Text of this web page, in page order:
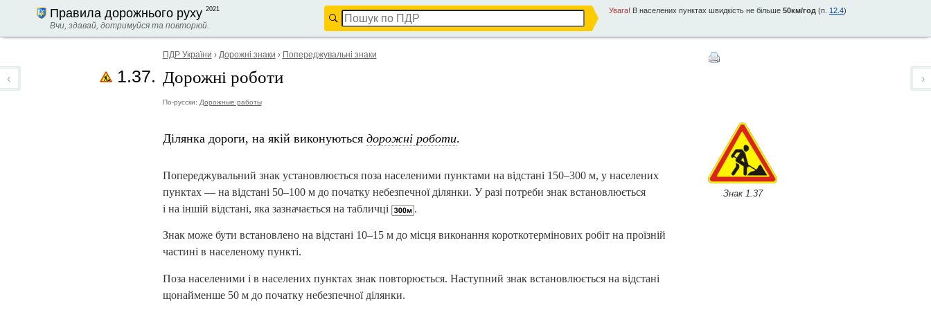
Правила дорожнього руху 2021
Вчи, здавай, дотримуйся та повторюй.
Увага! В населених пунктах швидкість не більше 50км/год (п. 12.4)
ПДР України › Дорожні знаки › Попереджувальні знаки
1.37. Дорожні роботи
По-русски: Дорожные работы
Знак 1.37
Ділянка дороги, на якій виконуються дорожні роботи.
Попереджувальний знак установлюється поза населеними пунктами на відстані 150–300 м, у населених
пунктах — на відстані 50–100 мдо початку небезпечної ділянки. У разі потреби знак встановлюється
і на іншій відстані, яка зазначається на табличці
.
Знак може бути встановлено на відстані 10–15 мдо місця виконання короткотермінових робіт на проїзній
частині в населеному пункті.
Поза населеними і в населених пунктах знак повторюється. Наступний знак встановлюється на відстані
щонайменше 50 м до початку небезпечної ділянки.
›
‹